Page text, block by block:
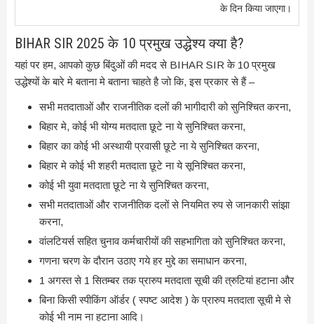
के दिन किया जाएगा।
BIHAR SIR 2025 के 10 प्रमुख उद्धेश्य क्या है?
यहां पर हम, आपको कुछ बिंदुओं की मदद से BIHAR SIR के 10 प्रमुख
उद्धेश्यों के बारे मे बताना मे बताना चाहते है जो कि, इस प्रकार से हैं –
सभी मतदाताओं और राजनीतिक दलों की भागीदारी को सुनिश्चित करना,
बिहार मे, कोई भी योग्य मतदाता छूटे ना ये सुनिश्चित करना,
बिहार का कोई भी अस्थायी प्रवासी छूटे ना ये सुनिश्चित करना,
बिहार मे कोई भी शहरी मतदाता छूटे ना ये सूनिश्चित करना,
कोई भी युवा मतदाता छूटे ना ये सुनिश्चित करना,
सभी मतदाताओं और राजनीतिक दलों से नियमित रुप से जानकारी सांझा
करना,
वांलटियर्स सहित चुनाव कर्मचारीयों की सहभागिता को सुनिश्चित करना,
गणना चरण के दौरान उठाए गये हर मुद्दे का समाधान करना,
1 अगस्त से 1 सितम्बर तक प्रारुप मतदाता सूची की त्रुटियां हटाना और
बिना किसी स्पीकिंग ऑर्डर ( स्पष्ट आदेश ) के प्रारुप मतदाता सूची मे से
कोई भी नाम ना हटाना आदि।